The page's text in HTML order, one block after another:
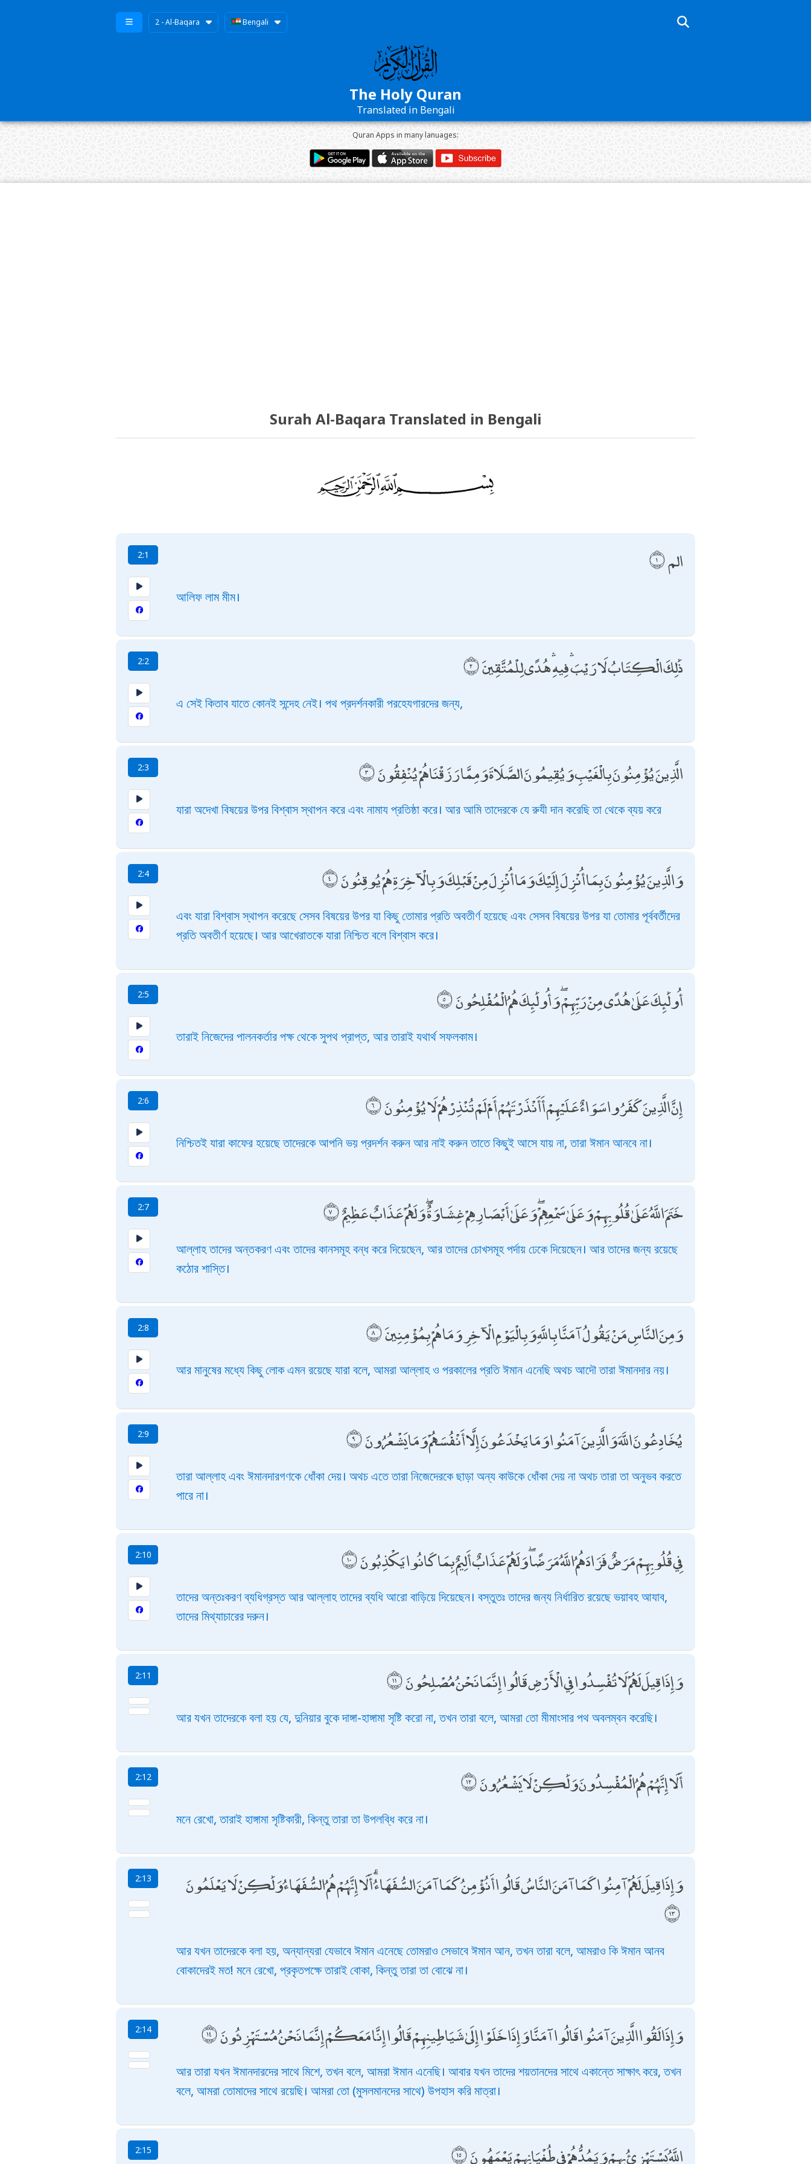
2 - Al-Baqara Bengali
The Holy Quran
Translated in Bengali
Quran Apps in many lanuages:
Surah Al-Baqara Translated in Bengali
2:1 الم
আলিফ লাম মীম।
2:2 ذَٰلِكَ الْكِتَابُ لَا رَيْبَ ۛ فِيهِ ۛ هُدًى لِلْمُتَّقِينَ
এ সেই কিতাব যাতে কোনই সন্দেহ নেই। পথ প্রদর্শনকারী পরহেযগারদের জন্য,
2:3 الَّذِينَ يُؤْمِنُونَ بِالْغَيْبِ وَيُقِيمُونَ الصَّلَاةَ وَمِمَّا رَزَقْنَاهُمْ يُنْفِقُونَ
যারা অদেখা বিষয়ের উপর বিশ্বাস স্থাপন করে এবং নামায প্রতিষ্ঠা করে। আর আমি তাদেরকে যে রুযী দান করেছি তা থেকে ব্যয় করে
2:4 وَالَّذِينَ يُؤْمِنُونَ بِمَا أُنْزِلَ إِلَيْكَ وَمَا أُنْزِلَ مِنْ قَبْلِكَ وَبِالْآخِرَةِ هُمْ يُوقِنُونَ
এবং যারা বিশ্বাস স্থাপন করেছে সেসব বিষয়ের উপর যা কিছু তোমার প্রতি অবতীর্ণ হয়েছে এবং সেসব বিষয়ের উপর যা তোমার পূর্ববর্তীদের
প্রতি অবতীর্ণ হয়েছে। আর আখেরাতকে যারা নিশ্চিত বলে বিশ্বাস করে।
2:5 أُولَٰئِكَ عَلَىٰ هُدًى مِنْ رَبِّهِمْ ۖ وَأُولَٰئِكَ هُمُ الْمُفْلِحُونَ
তারাই নিজেদের পালনকর্তার পক্ষ থেকে সুপথ প্রাপ্ত, আর তারাই যথার্থ সফলকাম।
2:6 إِنَّ الَّذِينَ كَفَرُوا سَوَاءٌ عَلَيْهِمْ أَأَنْذَرْتَهُمْ أَمْ لَمْ تُنْذِرْهُمْ لَا يُؤْمِنُونَ
নিশ্চিতই যারা কাফের হয়েছে তাদেরকে আপনি ভয় প্রদর্শন করুন আর নাই করুন তাতে কিছুই আসে যায় না, তারা ঈমান আনবে না।
2:7 خَتَمَ اللَّهُ عَلَىٰ قُلُوبِهِمْ وَعَلَىٰ سَمْعِهِمْ ۖ وَعَلَىٰ أَبْصَارِهِمْ غِشَاوَةٌ ۖ وَلَهُمْ عَذَابٌ عَظِيمٌ
আল্লাহ তাদের অন্তকরণ এবং তাদের কানসমূহ বন্ধ করে দিয়েছেন, আর তাদের চোখসমূহ পর্দায় ঢেকে দিয়েছেন। আর তাদের জন্য রয়েছে
কঠোর শাস্তি।
2:8 وَمِنَ النَّاسِ مَنْ يَقُولُ آمَنَّا بِاللَّهِ وَبِالْيَوْمِ الْآخِرِ وَمَا هُمْ بِمُؤْمِنِينَ
আর মানুষের মধ্যে কিছু লোক এমন রয়েছে যারা বলে, আমরা আল্লাহ ও পরকালের প্রতি ঈমান এনেছি অথচ আদৌ তারা ঈমানদার নয়।
2:9 يُخَادِعُونَ اللَّهَ وَالَّذِينَ آمَنُوا وَمَا يَخْدَعُونَ إِلَّا أَنْفُسَهُمْ وَمَا يَشْعُرُونَ
তারা আল্লাহ এবং ঈমানদারগণকে ধোঁকা দেয়। অথচ এতে তারা নিজেদেরকে ছাড়া অন্য কাউকে ধোঁকা দেয় না অথচ তারা তা অনুভব করতে
পারে না।
2:10 فِي قُلُوبِهِمْ مَرَضٌ فَزَادَهُمُ اللَّهُ مَرَضًا ۖ وَلَهُمْ عَذَابٌ أَلِيمٌ بِمَا كَانُوا يَكْذِبُونَ
তাদের অন্তঃকরণ ব্যধিগ্রস্ত আর আল্লাহ তাদের ব্যধি আরো বাড়িয়ে দিয়েছেন। বস্তুতঃ তাদের জন্য নির্ধারিত রয়েছে ভয়াবহ আযাব,
তাদের মিথ্যাচারের দরুন।
2:11 وَإِذَا قِيلَ لَهُمْ لَا تُفْسِدُوا فِي الْأَرْضِ قَالُوا إِنَّمَا نَحْنُ مُصْلِحُونَ
আর যখন তাদেরকে বলা হয় যে, দুনিয়ার বুকে দাঙ্গা-হাঙ্গামা সৃষ্টি করো না, তখন তারা বলে, আমরা তো মীমাংসার পথ অবলম্বন করেছি।
2:12 أَلَا إِنَّهُمْ هُمُ الْمُفْسِدُونَ وَلَٰكِنْ لَا يَشْعُرُونَ
মনে রেখো, তারাই হাঙ্গামা সৃষ্টিকারী, কিন্তু তারা তা উপলব্ধি করে না।
2:13 وَإِذَا قِيلَ لَهُمْ آمِنُوا كَمَا آمَنَ النَّاسُ قَالُوا أَنُؤْمِنُ كَمَا آمَنَ السُّفَهَاءُ ۗ أَلَا إِنَّهُمْ هُمُ السُّفَهَاءُ وَلَٰكِنْ لَا يَعْلَمُونَ
আর যখন তাদেরকে বলা হয়, অন্যান্যরা যেভাবে ঈমান এনেছে তোমরাও সেভাবে ঈমান আন, তখন তারা বলে, আমরাও কি ঈমান আনব
বোকাদেরই মত! মনে রেখো, প্রকৃতপক্ষে তারাই বোকা, কিন্তু তারা তা বোঝে না।
2:14 وَإِذَا لَقُوا الَّذِينَ آمَنُوا قَالُوا آمَنَّا وَإِذَا خَلَوْا إِلَىٰ شَيَاطِينِهِمْ قَالُوا إِنَّا مَعَكُمْ إِنَّمَا نَحْنُ مُسْتَهْزِئُونَ
আর তারা যখন ঈমানদারদের সাথে মিশে, তখন বলে, আমরা ঈমান এনেছি। আবার যখন তাদের শয়তানদের সাথে একান্তে সাক্ষাৎ করে, তখন
বলে, আমরা তোমাদের সাথে রয়েছি। আমরা তো (মুসলমানদের সাথে) উপহাস করি মাত্রা।
2:15 اللَّهُ يَسْتَهْزِئُ بِهِمْ وَيَمُدُّهُمْ فِي طُغْيَانِهِمْ يَعْمَهُونَ